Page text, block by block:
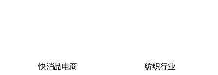
快消品电商 纺织行业